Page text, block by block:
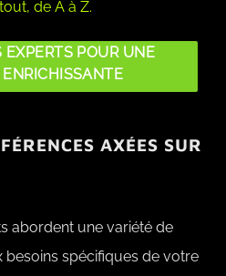
de A à Z.
POUR UNE
ENRICHISSANTE
AXÉES SUR
abordent une variété de
spécifiques de votre